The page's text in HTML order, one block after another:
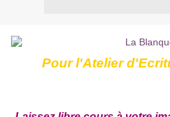
Pour l'Atelier